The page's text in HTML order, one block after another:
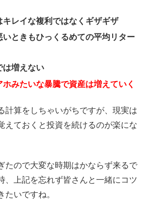
キレイな複利ではなくギザギザ
いときもひっくるめての平均リター
は増えない
みたいな暴騰で資産は増えていく
計算をしちゃいがちですが、現実は
えておくと投資を続けるのが楽にな
たので大変な時期はかならず来るで
、上記を忘れず皆さんと一緒にコツ
たいですね。